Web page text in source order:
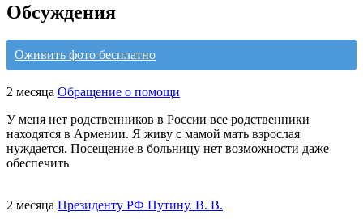
Обсуждения
Оживить фото бесплатно
2 месяца Обращение о помощи
У меня нет родственников в России все родственники
находятся в Армении. Я живу с мамой мать взрослая
нуждается. Посещение в больницу нет возможности даже
обеспечить
2 месяца Президенту РФ Путину. В. В.